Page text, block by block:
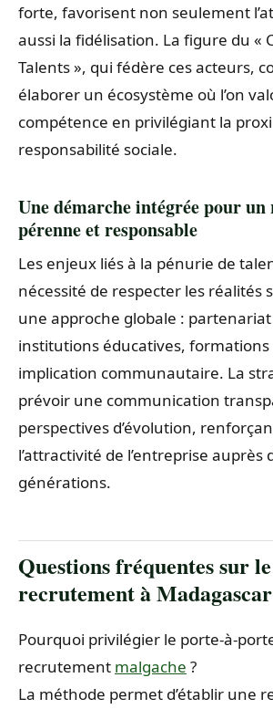
forte, favorisent non seulement
aussi la fidélisation. La figure du «
Talents », qui fédère ces acteurs,
élaborer un écosystème où l’on
compétence en privilégiant la
responsabilité sociale.
Une démarche intégrée pour
pérenne et responsable
Les enjeux liés à la pénurie de
nécessité de respecter les réalités
une approche globale : partenariat
institutions éducatives,
implication communautaire. La
prévoir une communication
perspectives d’évolution,
l’attractivité de l’entreprise auprès
générations.
Questions fréquentes sur le
recrutement à
Pourquoi privilégier le porte-à-
recrutement malgache ?
La méthode permet d’établir une